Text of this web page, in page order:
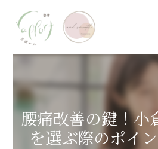
腰痛改善の鍵！小
を選ぶ際のポイ